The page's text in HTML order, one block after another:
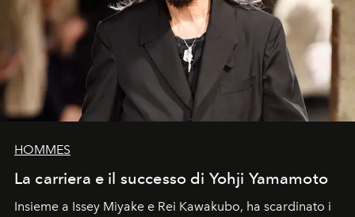
HOMMES
La carriera e il successo di Yohji Yamamoto
Insieme a Issey Miyake e Rei Kawakubo, ha scardinato i